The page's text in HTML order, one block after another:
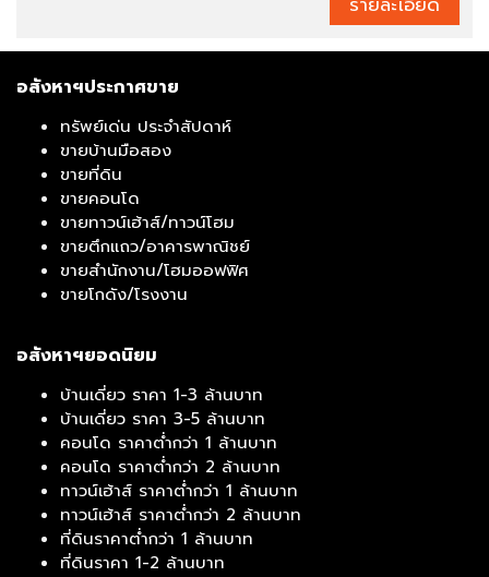
อสังหาฯประกาศขาย
ทรัพย์เด่น ประจำสัปดาห์
ขายบ้านมือสอง
ขายที่ดิน
ขายคอนโด
ขายทาวน์เฮ้าส์/ทาวน์โฮม
ขายตึกแถว/อาคารพาณิชย์
ขายสำนักงาน/โฮมออฟฟิศ
ขายโกดัง/โรงงาน
อสังหาฯยอดนิยม
บ้านเดี่ยว ราคา 1-3 ล้านบาท
บ้านเดี่ยว ราคา 3-5 ล้านบาท
คอนโด ราคาต่ำกว่า 1 ล้านบาท
คอนโด ราคาต่ำกว่า 2 ล้านบาท
ทาวน์เฮ้าส์ ราคาต่ำกว่า 1 ล้านบาท
ทาวน์เฮ้าส์ ราคาต่ำกว่า 2 ล้านบาท
ที่ดินราคาต่ำกว่า 1 ล้านบาท
ที่ดินราคา 1-2 ล้านบาท